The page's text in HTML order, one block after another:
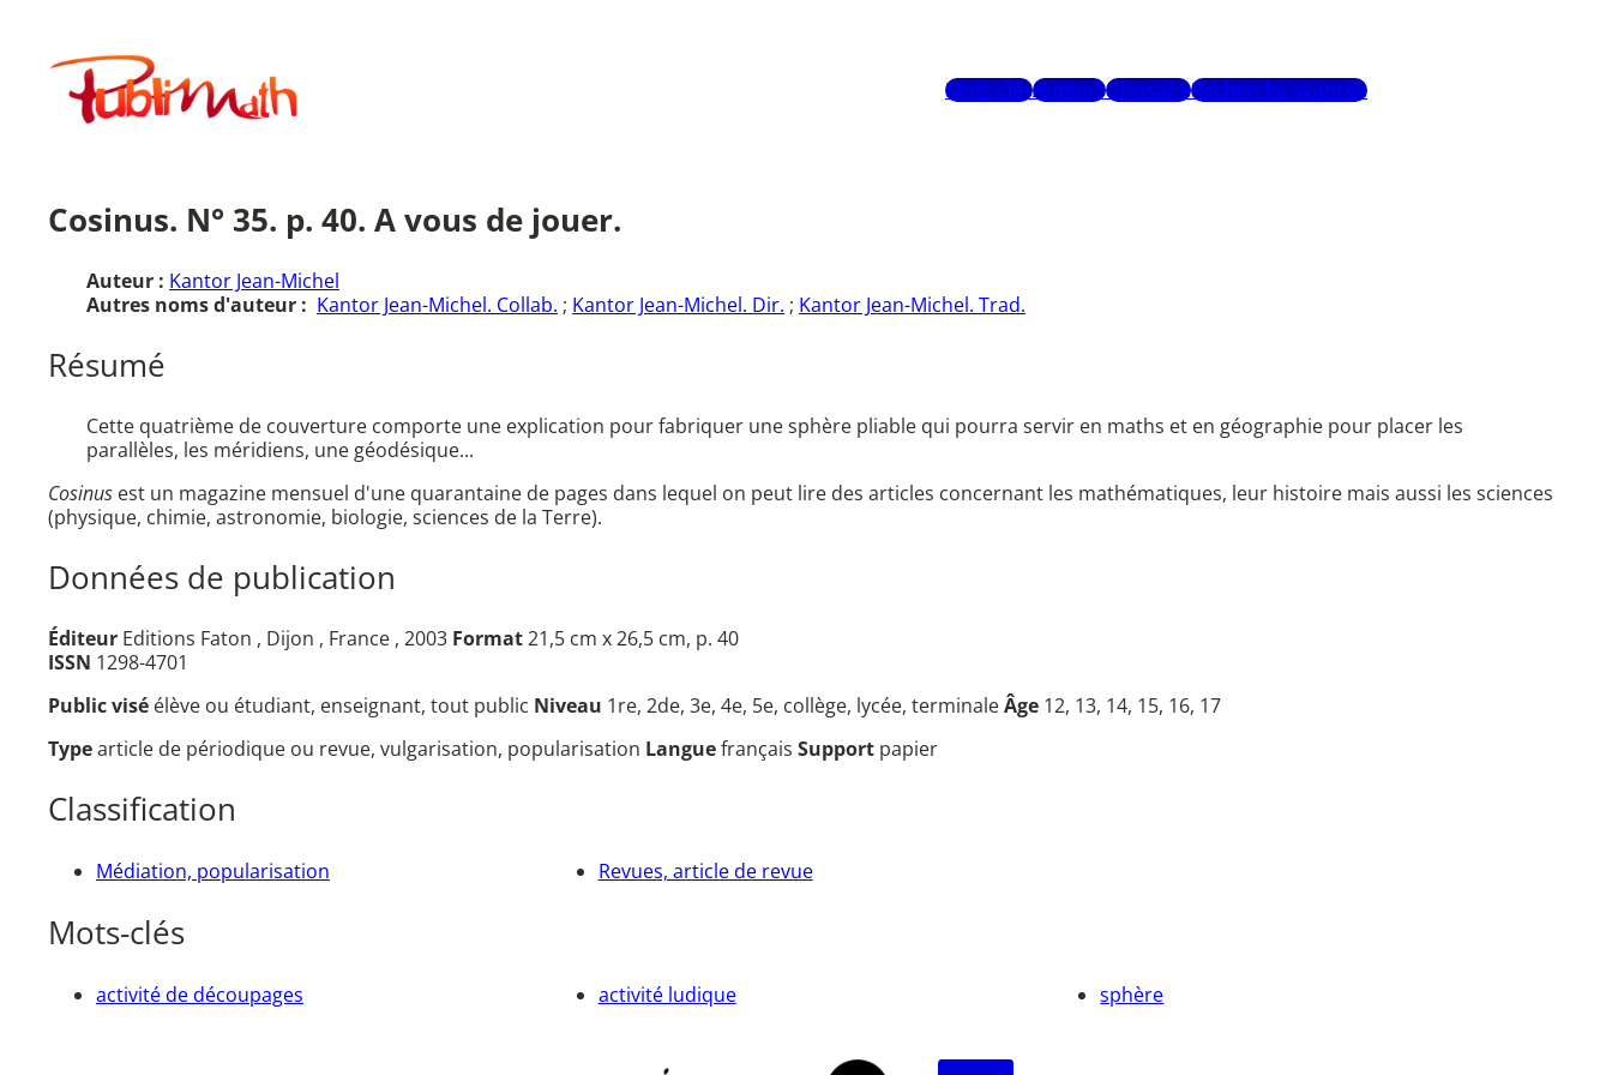
contenuPublimath
Mots-clésAuteursGlossaireRecherche avancée
Cosinus. N° 35. p. 40. A vous de jouer.
Auteur : Kantor Jean-Michel
Autres noms d'auteur : Kantor Jean-Michel. Collab. ; Kantor Jean-Michel. Dir. ; Kantor Jean-Michel. Trad.
Résumé
Cette quatrième de couverture comporte une explication pour fabriquer une sphère pliable qui pourra servir en maths et en géographie pour placer les
parallèles, les méridiens, une géodésique...
Cosinus est un magazine mensuel d'une quarantaine de pages dans lequel on peut lire des articles concernant les mathématiques, leur histoire mais aussi les sciences
(physique, chimie, astronomie, biologie, sciences de la Terre).
Données de publication
Éditeur Editions Faton , Dijon , France , 2003 Format21,5 cm x 26,5 cm, p. 40
ISSN 1298-4701
Public visé élève ou étudiant, enseignant, tout public Niveau 1re, 2de, 3e, 4e, 5e, collège, lycée, terminaleÂge 12, 13, 14, 15, 16, 17
Typearticle de périodique ou revue, vulgarisation, popularisation Languefrançais Support papier
Classification
Médiation, popularisation Revues, article de revue
Mots-clés
activité de découpages activité ludique sphère